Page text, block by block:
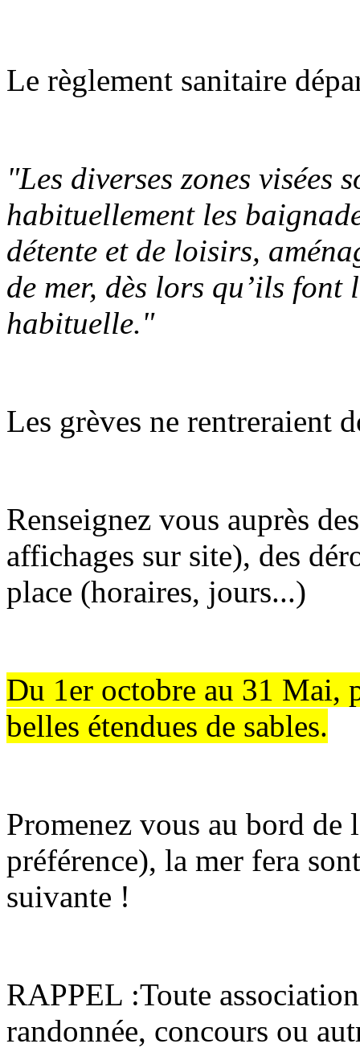
Le règlement sanitaire
"Les diverses zones
habituellement les
détente et de loisirs,
de mer, dès lors qu’ils font
habituelle."
Les grèves ne rentreraient
Renseignez vous auprès
affichages sur site), des
place (horaires, jours...)
Du 1er octobre au 31 Mai,
belles étendues de sables.
Promenez vous au bord de
préférence), la mer fera
suivante !
RAPPEL :Toute
randonnée, concours ou